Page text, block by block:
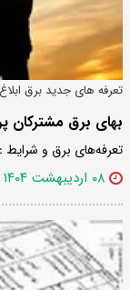
تعرفه های جدید برق
بهای برق مشترکان پرمصرف تا ۲۶
تعرفه‌های برق و شرایط
۰۸ اردیبهشت ۱۴۰۴